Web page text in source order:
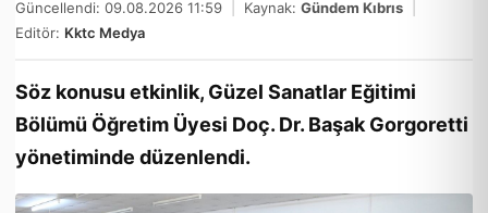
Güncellendi: 09.08.2026 11:59
Kaynak: Gündem Kıbrıs
Editör: Kktc Medya
Söz konusu etkinlik, Güzel Sanatlar Eğitimi
Bölümü Öğretim Üyesi Doç. Dr. Başak Gorgoretti
yönetiminde düzenlendi.